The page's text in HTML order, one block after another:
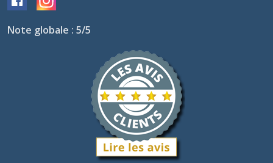
Note globale : 5/5